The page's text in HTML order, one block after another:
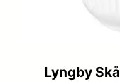
Lyngby